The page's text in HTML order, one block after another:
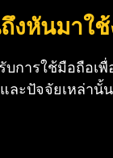
งหันมาใ
การใช้มือถือเ
ละปัจจัยเหล่า